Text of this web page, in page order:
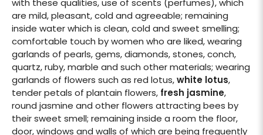
are mild, pleasant, cold and agreeable; remaining
inside water which is clean, cold and sweet smelling;
comfortable touch by women who are liked, wearing
garlands of pearls, gems, diamonds, stones, conch,
quartz, ruby, marble and such other materials; wearing
garlands of flowers such as red lotus,white lotus,
tender petals of plantain flowers, fresh jasmine,
round jasmine and other flowers attracting bees by
their sweet smell; remaining inside a room the floor,
door, windows and walls of which are being frequently